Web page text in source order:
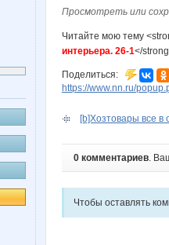
Просмотреть или
Читайте мою тему
интерьера. 26-1</
Поделиться:
https://www.nn.ru/
[b]Хозтовары все в
0 комментариев.
Чтобы оставлять